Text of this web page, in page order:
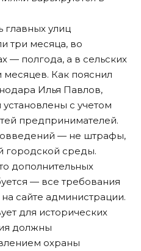
главных улиц
три месяца, во
— полгода, а в сельских
Как пояснил
Илья Павлов,
с учетом
предпринимателей.
— не штрафы,
городской среды.
дополнительных
— все требования
сайте администрации.
для исторических
должны
охраны